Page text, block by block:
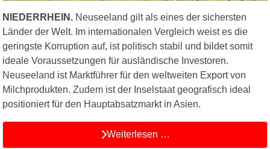
NIEDERRHEIN. Neuseeland gilt als eines der sichersten
Länder der Welt. Im internationalen Vergleich weist es die
geringste Korruption auf, ist politisch stabil und bildet somit
ideale Voraussetzungen für ausländische Investoren.
Neuseeland ist Marktführer für den weltweiten Export von
Milchprodukten. Zudem ist der Inselstaat geografisch ideal
positioniert für den Hauptabsatzmarkt in Asien.
Weiterlesen …